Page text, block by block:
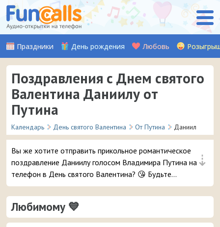
Праздники День рождения Любовь
Поздравления с Днем святого
Валентина Даниилу от
Путина
Календарь День святого Валентина От Путина Даниил
⇣
Вы же хотите отправить прикольное романтическое
поздравление Даниилу голосом Владимира Путина на
телефон в День святого Валентина? 😘 Будьте
уверены, ему точно понравится – и неожиданный
звонок и такое весёлое аудио признание ❤ 👏
Любимому 💙